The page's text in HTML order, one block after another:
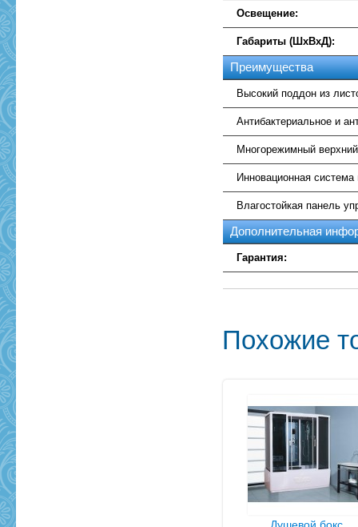
Освещение:
Габариты (ШхВхД):
Преимущества
Высокий поддон из
Антибактериальное и
Многорежимный
Инновационная
Влагостойкая панель
Дополнительная
Гарантия:
Похожие